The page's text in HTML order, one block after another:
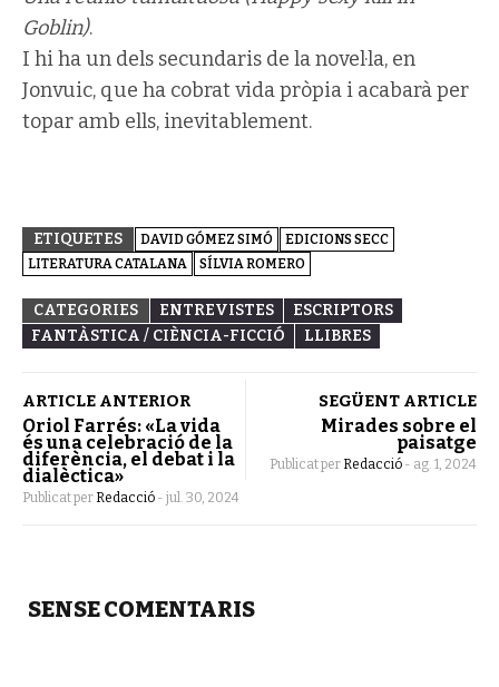
Goblin).
I hi ha un dels secundaris de la novel·la, en
Jonvuic, que ha cobrat vida pròpia i acabarà per
topar amb ells, inevitablement.
ETIQUETES DAVID GÓMEZ SIMÓ
EDICIONS SECC
LITERATURA CATALANA
SÍLVIA ROMERO
CATEGORIES ENTREVISTES
ESCRIPTORS
FANTÀSTICA / CIÈNCIA-FICCIÓ
LLIBRES
ARTICLE ANTERIOR
Oriol Farrés: «La vida
és una celebració de la
diferència, el debat i la
dialèctica»
Publicat per Redacció - jul. 30, 2024
SEGÜENT ARTICLE
Mirades sobre el
paisatge
Publicat per Redacció - ag. 1, 2024
SENSE COMENTARIS